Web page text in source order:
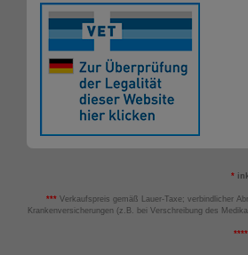
*
*** Verkaufspreis gemäß Lauer-Taxe; verbindlicher
Krankenversicherungen (z.B. bei Verschreibung des
****